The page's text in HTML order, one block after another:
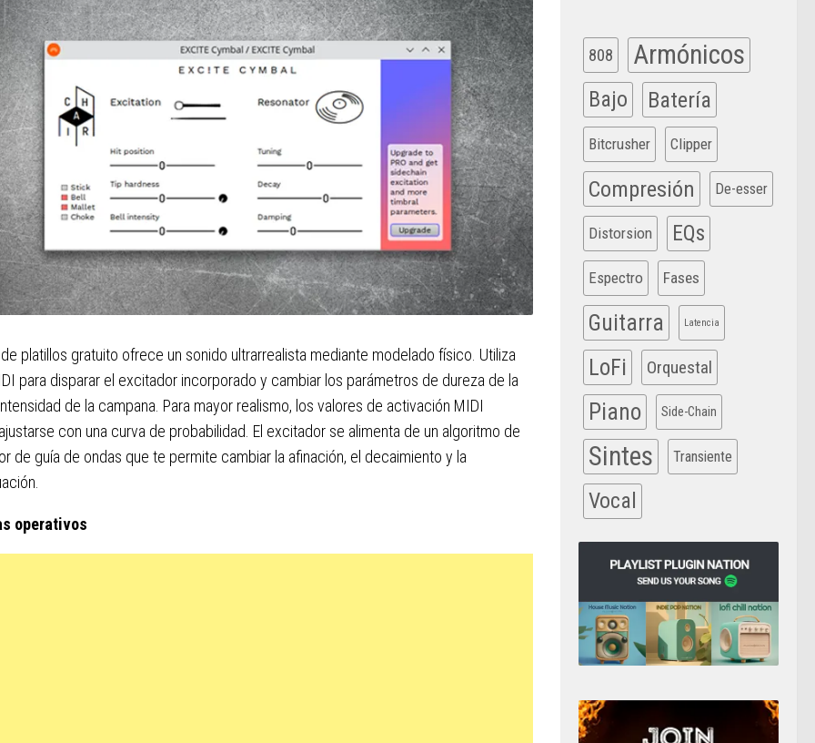
de platillos gratuito ofrece un sonido ultrarrealista mediante modelado físico. Utiliza
para disparar el excitador incorporado y cambiar los parámetros de dureza de la
de la campana. Para mayor realismo, los valores de activación MIDI
con una curva de probabilidad. El excitador se alimenta de un algoritmo de
de guía de ondas que te permite cambiar la afinación, el decaimiento y la
operativos
808 Armónicos
Bajo Batería
Bitcrusher Clipper
Compresión De-esser
Distorsion EQs
Espectro Fases
Guitarra Latencia
LoFi Orquestal
Piano Side-Chain
Sintes Transiente
Vocal